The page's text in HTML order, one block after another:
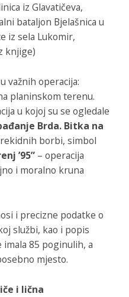
iz Glavatičeva,
bataljon Bjelašnica u
iz sela Lukomir,
knjige)
važnih operacija:
planinskom terenu.
u kojoj su se ogledale
Brda. Bitka na
borbi, simbol
’95” – operacija
i moralno kruna
i precizne podatke o
službi, kao i popis
85 poginulih, a
mjesto.
i lična